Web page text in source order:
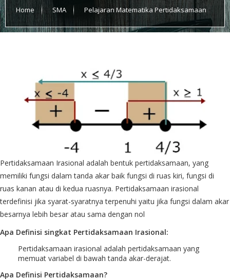
Home SMA Pelajaran Matematika Pertidaksamaan
Pertidaksamaan Irasional adalah bentuk pertidaksamaan, yang
memiliki fungsi dalam tanda akar baik fungsi di ruas kiri, fungsi di
ruas kanan atau di kedua ruasnya. Pertidaksamaan irasional
terdefinisi jika syarat-syaratnya terpenuhi yaitu jika fungsi dalam akar
besarnya lebih besar atau sama dengan nol
Apa Definisi singkat Pertidaksamaan Irasional:
Pertidaksamaan irasional adalah pertidaksamaan yang
memuat variabel di bawah tanda akar-derajat.
Apa Definisi Pertidaksamaan?